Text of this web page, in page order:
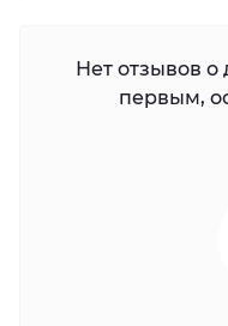
Нет отзывов о
первым,